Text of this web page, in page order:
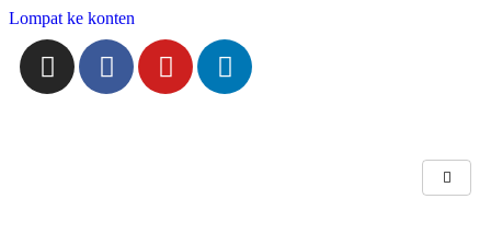
Lompat ke konten